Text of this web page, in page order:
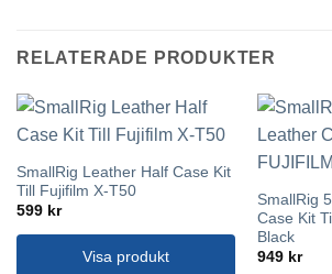
RELATERADE PRODUKTER
SmallRig Leather Half Case Kit
Till Fujifilm X-T50
599 kr
Visa produkt
SmallRig
Case Kit
Black
949 kr